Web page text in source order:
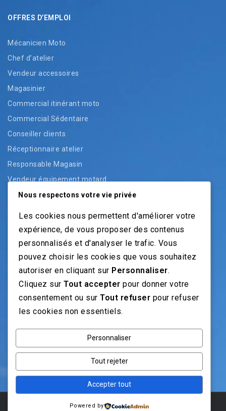
OFFRES D’EMPLOI
Mécanicien Moto
Chef d’atelier
Vendeur accessoires
Magasinier
Commercial itinérant moto
Commercial Sédentaire
Conseiller clients
Réceptionnaire atelier
Responsable Magasin
Vendeur équipement motard
Vendeur pièces
Vendeur véhicules occasion
NOS GUIDES
Recrutement moto: Le guide pour recruteurs
Recrutement mécanicien moto
NOS RÉSEAUX
Nous respectons votre vie privée
Les cookies nous permettent d'améliorer votre
expérience, de vous proposer des contenus
personnalisés et d'analyser le trafic. Vous
pouvez choisir les cookies que vous souhaitez
autoriser en cliquant sur Personnaliser.
Cliquez sur Tout accepter pour donner votre
consentement ou sur Tout refuser pour refuser
les cookies non essentiels.
Personnaliser
Tout rejeter
Accepter tout
Powered by